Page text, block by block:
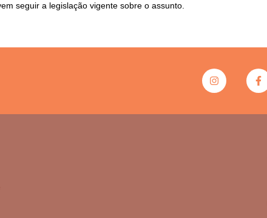
seguir a legislação vigente sobre o assunto.